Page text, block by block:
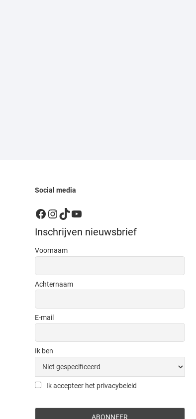
Social media
Facebook
Instagram
TikTok
YouTube
Inschrijven nieuwsbrief
Voornaam
Achternaam
E-mail
Ik ben
Ik accepteer het privacybeleid